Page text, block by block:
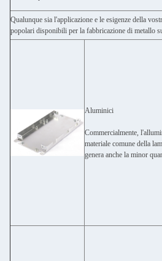
Qualunque sia l'applicazione e le esigenze della
popolari disponibili per la fabbricazione di metallo
Aluminici
Commercialmente,
materiale comune della
genera anche la minor